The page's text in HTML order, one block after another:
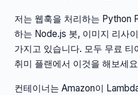
저는 웹훅을 처리하는 Python
하는 Node.js 봇, 이미지 리사
가지고 있습니다. 모두 무료
취미 플랜에서 이것을 해보세
컨테이너는 Amazon이